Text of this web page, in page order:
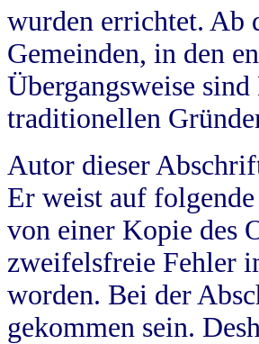
wurden errichtet. Ab
Gemeinden, in den
Übergangsweise
traditionellen
Autor dieser
Er weist auf
von einer Kopie des
zweifelsfreie Fehler
worden. Bei der
gekommen sein.